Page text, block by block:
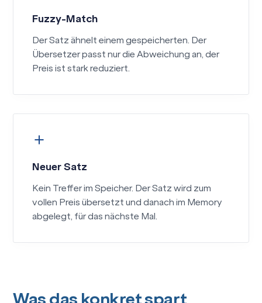
Fuzzy-Match
Der Satz ähnelt einem gespeicherten. Der
Übersetzer passt nur die Abweichung an, der
Preis ist stark reduziert.
Neuer Satz
Kein Treffer im Speicher. Der Satz wird zum
vollen Preis übersetzt und danach im Memory
abgelegt, für das nächste Mal.
Was das konkret spart